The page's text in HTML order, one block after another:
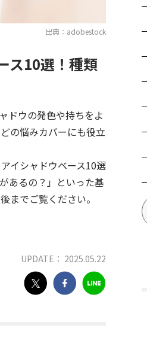
出典：adobestock
ス10選！種類
ドウの発色や持ちをよ
の悩みカバーにも役立
イシャドウベース10選
あるの？」といった基
までご覧ください。
UPDATE： 2025.05.22